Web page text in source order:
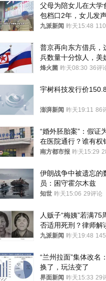
父母为陪女儿在大学
包档口2年，女儿发声
衷是为了陪伴，毕业
九派新闻 昨天15:48
普京再向东方借兵，
兵数量十分惊人，美
朝要动真格？
烽火菌 昨天08:30 36评
宇树科技发行价
澎湃新闻 昨天19:11 86
“婚外胚胎案”：假证
在医院通行？谁有权
胎？
南方都市报 昨天15:29
伊朗战争中被遗忘的
员：困守霍尔木兹
知世 昨天15:06 29评论
人贩子“梅姨”若满75
否适用死刑？律师解
大概率不会被判处死
九派新闻 昨天19:48
“兰州拉面”集体改名
换了，玩法变了
界面新闻 昨天15:33 29